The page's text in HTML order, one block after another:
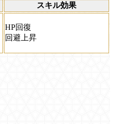
スキル効果
HP回復
回避上昇